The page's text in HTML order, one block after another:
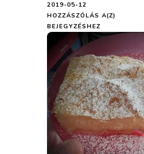
2019-05-12
HOZZÁSZÓLÁS A(Z)
BEJEGYZÉSHEZ